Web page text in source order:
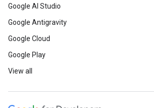
Google AI Studio
Google Antigravity
Google Cloud
Google Play
View all